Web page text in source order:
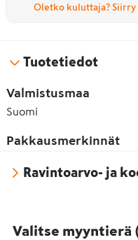
Oletko kuluttaja? Siirry
Tuotetiedot
Valmistusmaa
Suomi
Pakkausmerkinnät
Ravintoarvo- ja
Valitse myyntierä